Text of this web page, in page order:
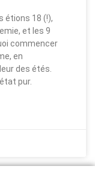
étions 18 (!),
et les 9
commencer
en
des étés.
pur.